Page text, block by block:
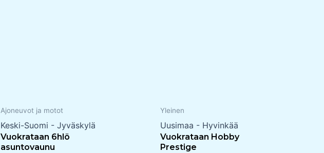
Ajoneuvot ja motot
Keski-Suomi - Jyväskylä
Vuokrataan 6hlö
asuntovaunu
Yleinen
Uusimaa - Hyvinkää
Vuokrataan Hobby
Prestige